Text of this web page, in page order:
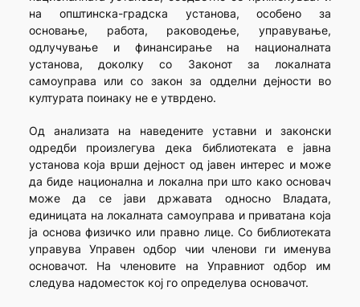
на општинска-градска установа, особено за
основање, работа, раководење, управување,
одлучување и финансирање на националната
установа, доколку со Законот за локалната
самоуправа или со закон за одделни дејности во
културата поинаку не е утврдено.
Од анализата на наведените уставни и законски
одредби произлегува дека библиотеката е јавна
установа која врши дејност од јавен интерес и може
да биде национална и локална при што како основач
може да се јави државата односно Владата,
единицата на локалната самоуправа и приватана која
ја основа физичко или правно лице. Со библиотеката
управува Управен одбор чии членови ги именува
основачот. На членовите на Управниот одбор им
следува надоместок кој го определува основачот.